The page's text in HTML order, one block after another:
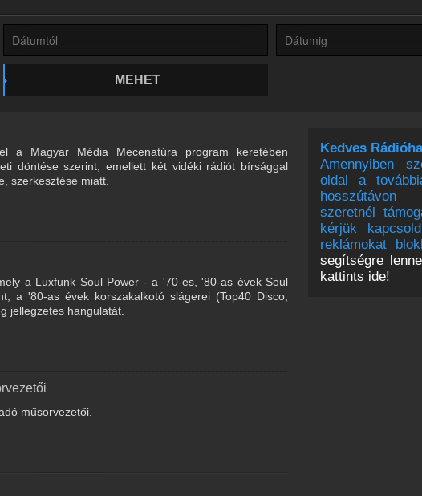
MEHET
Kedves
Amennyiben
oldal a
szeretnél
kérjük
reklámokat
segítségre
kattints ide!
a Magyar Média Mecenatúra program keretében
döntése szerint; emellett két vidéki rádiót bírsággal
szerkesztése miatt.
a Luxfunk Soul Power - a '70-es, '80-as évek Soul
a '80-as évek korszakalkotó slágerei (Top40 Disco,
jellegzetes hangulatát.
műsorvezetői.